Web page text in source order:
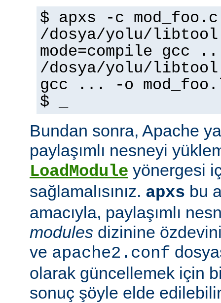
$ apxs -c mod_foo.c
/dosya/yolu/
mode=compile gcc
/dosya/yolu/libtool
gcc ... -o
$ _
Bundan sonra, Apache
paylaşımlı nesneyi
LoadModule yönergesi
sağlamalısınız. apxs bu
amacıyla, paylaşımlı
modules dizinine
ve apache2.conf
olarak güncellemek için
sonuç şöyle elde